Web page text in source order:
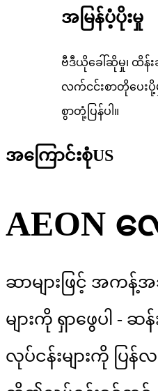
အမြန်ပံ့ပိုးမှု
ဗီဒီယိုခေါ်ဆိုမှု၊ ထိန်း
လက်ငင်းစာတိုပေးပို့မှု
စွာတုံ့ပြန်ပါ။
အကြောင်းစုံUS
AEON
ဆာများဖြင့် အကန့်
များကို ရှာဖွေပါ -
လုပ်ငန်းများကို ပြန်